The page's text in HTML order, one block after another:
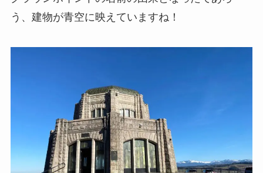
う、建物が青空に映えていますね！